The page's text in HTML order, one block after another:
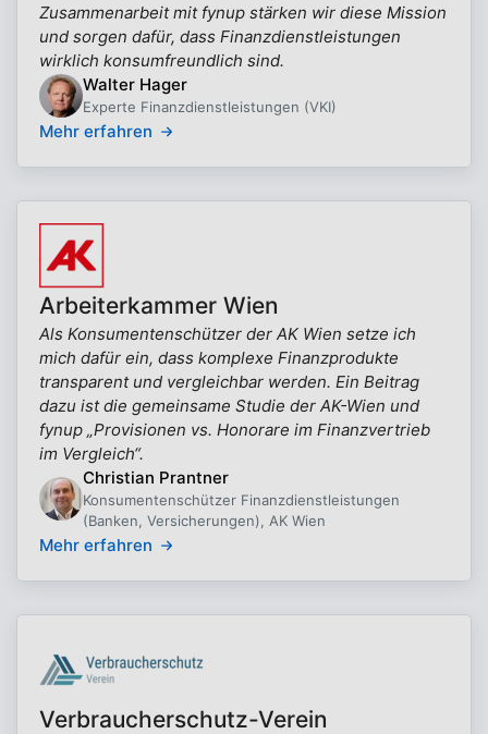
Zusammenarbeit mit fynup stärken wir diese Mission
und sorgen dafür, dass Finanzdienstleistungen
wirklich konsumfreundlich sind.
Walter Hager
Experte Finanzdienstleistungen (VKI)
Mehr erfahren
Arbeiterkammer Wien
Als Konsumentenschützer der AK Wien setze ich
mich dafür ein, dass komplexe Finanzprodukte
transparent und vergleichbar werden. Ein Beitrag
dazu ist die gemeinsame Studie der AK-Wien und
fynup „Provisionen vs. Honorare im Finanzvertrieb
im Vergleich“.
Christian Prantner
Konsumentenschützer Finanzdienstleistungen
(Banken, Versicherungen), AK Wien
Mehr erfahren
Verbraucherschutz-Verein